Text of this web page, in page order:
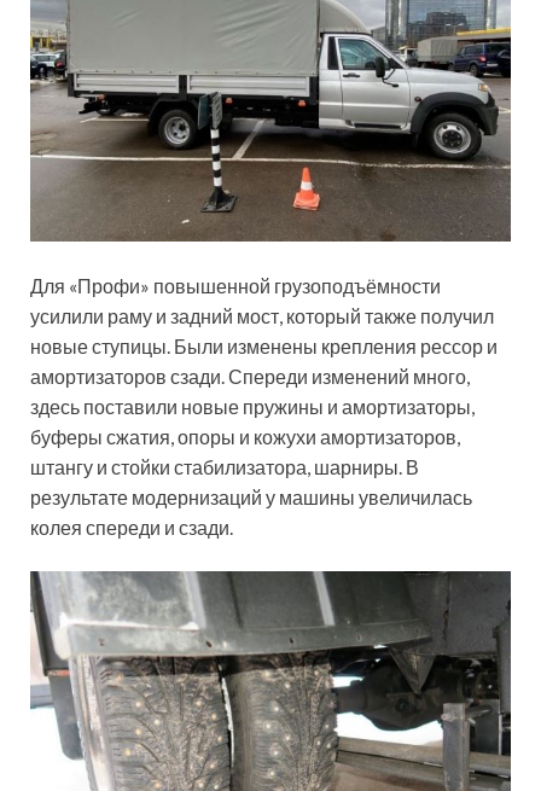
Для «Профи» повышенной грузоподъёмности
усилили раму и задний мост, который также получил
новые ступицы. Были изменены крепления рессор и
амортизаторов сзади. Спереди изменений много,
здесь поставили новые пружины и амортизаторы,
буферы сжатия, опоры и кожухи амортизаторов,
штангу и стойки стабилизатора, шарниры. В
результате модернизаций у машины увеличилась
колея спереди и сзади.